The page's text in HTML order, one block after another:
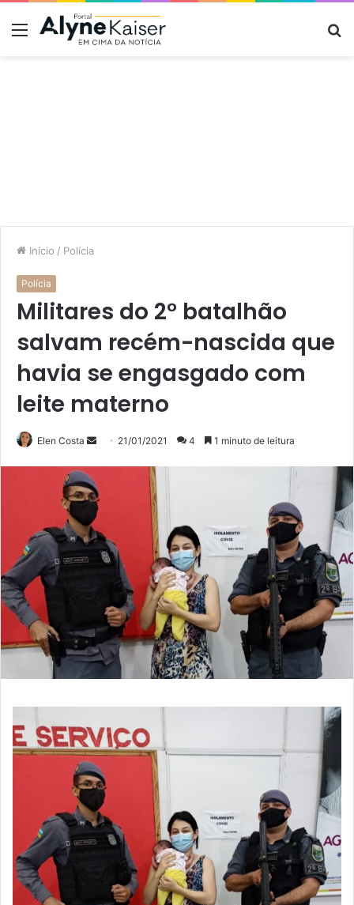
Menu
Início / Polícia
Polícia
Militares do 2° batalhão
salvam recém-nascida que
havia se engasgado com
leite materno
Elen Costa
Mande
mail
21/01/2021 4 1 minuto de leitura